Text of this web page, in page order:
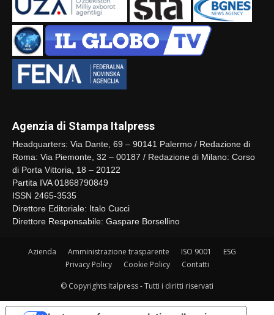
Agenzia di Stampa Italpress
Headquarters: Via Dante, 69 – 90141 Palermo / Redazione di
Roma: Via Piemonte, 32 – 00187 / Redazione di Milano: Corso
di Porta Vittoria, 18 – 20122
Partita IVA 01868790849
ISSN 2465-3535
Direttore Editoriale: Italo Cucci
Direttore Responsabile: Gaspare Borsellino
Azienda Amministrazione trasparente ISO 9001
ESG
Privacy Policy
Cookie Policy Contatti
© Copyrights Italpress - Tutti i diritti riservati